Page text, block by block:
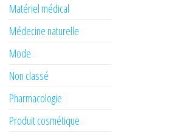
Matériel médical
Médecine naturelle
Mode
Non classé
Pharmacologie
Produit cosmétique